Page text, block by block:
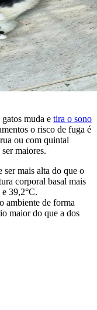
muda e tira o sono
o risco de fuga é
ou com quintal
maiores.
ser mais alta do que o
corporal basal mais
39,2°C.
ambiente de forma
maior do que a dos